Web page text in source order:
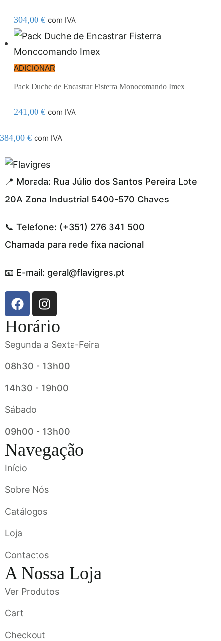
304,00 € com IVA
ADICIONAR
Pack Duche de Encastrar Fisterra Monocomando Imex
241,00 € com IVA
384,00 € com IVA
adresi
📍 Morada: Rua Júlio dos Santos Pereira Lote
20A Zona Industrial 5400-570 Chaves
📞 Telefone: (+351) 276 341 500
Chamada para rede fixa nacional
📧 E-mail: geral@flavigres.pt
Horário
Segunda a Sexta-Feira
08h30 - 13h00
14h30 - 19h00
Sábado
09h00 - 13h00
Navegação
Início
Sobre Nós
Catálogos
Loja
Contactos
A Nossa Loja
Ver Produtos
Cart
Checkout